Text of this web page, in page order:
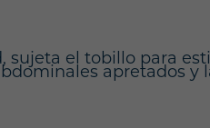
sujeta el tobillo para
apretados y